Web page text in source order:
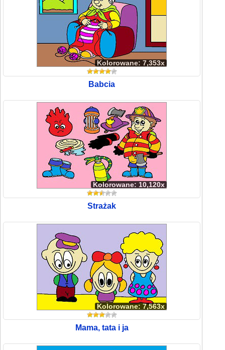
Kolorowane: 7,353x
Babcia
Kolorowane: 10,120x
Strażak
Kolorowane: 7,563x
Mama, tata i ja